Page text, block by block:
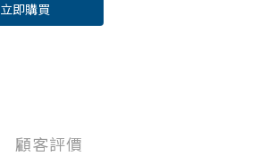
立即購買
顧客評價